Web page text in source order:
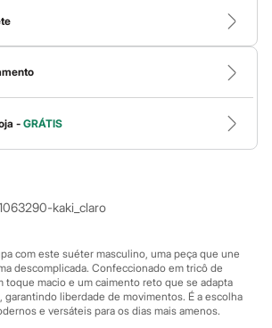
- GRÁTIS
kaki_claro
com este suéter masculino, uma peça que une
descomplicada. Confeccionado em tricô de
toque macio e um caimento reto que se adapta
liberdade de movimentos. É a escolha
e versáteis para os dias mais amenos.